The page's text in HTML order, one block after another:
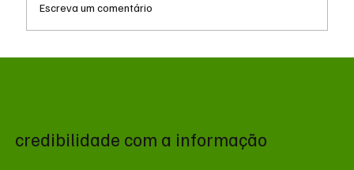
Escreva um comentário
credibilidade com a informação